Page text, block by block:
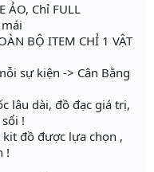
ẢO, Chỉ FULL
mái
BỘ ITEM CHỈ 1 VẬT
sự kiện -> Cân Bằng
lâu dài, đồ đạc giá trị,
!
đồ được lựa chọn ,
!